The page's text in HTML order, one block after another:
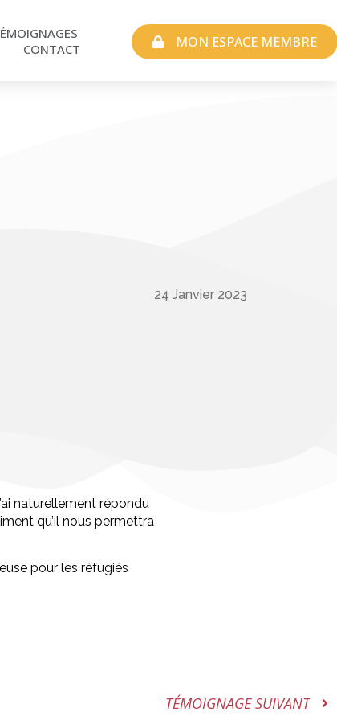
CONTACT
MON ESPACE MEMBRE
24 Janvier 2023
naturellement répondu
qu’il nous permettra
pour les réfugiés
TÉMOIGNAGE SUIVANT